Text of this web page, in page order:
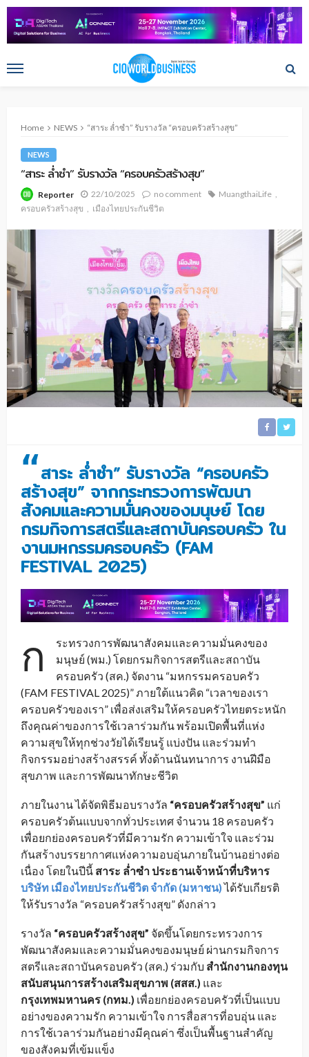
Home NEWS “สาระ ล่ำซำ” รับรางวัล “ครอบครัวสร้างสุข”
NEWS
“สาระ ล่ำซำ” รับรางวัล “ครอบครัวสร้างสุข”
Reporter 22/10/2025 no comment
MuangthaiLife
ครอบครัวสร้างสุข
เมืองไทยประกันชีวิต
“สาระ ล่ำซำ” รับรางวัล “ครอบครัว
สร้างสุข” จากกระทรวงการพัฒนา
สังคมและความมั่นคงของมนุษย์ โดย
กรมกิจการสตรีและสถาบันครอบครัว ใน
งานมหกรรมครอบครัว (FAM
FESTIVAL 2025)
ก
ระทรวงการพัฒนาสังคมและความมั่นคงของ
มนุษย์ (พม.) โดยกรมกิจการสตรีและสถาบัน
ครอบครัว (สค.) จัดงาน “มหกรรมครอบครัว
(FAM FESTIVAL 2025)” ภายใต้แนวคิด “เวลาของเรา
ครอบครัวของเรา” เพื่อส่งเสริมให้ครอบครัวไทยตระหนัก
ถึงคุณค่าของการใช้เวลาร่วมกัน พร้อมเปิดพื้นที่แห่ง
ความสุขให้ทุกช่วงวัยได้เรียนรู้ แบ่งปัน และร่วมทำ
กิจกรรมอย่างสร้างสรรค์ ทั้งด้านนันทนาการ งานฝีมือ
สุขภาพ และการพัฒนาทักษะชีวิต
ภายในงาน ได้จัดพิธีมอบรางวัล “ครอบครัวสร้างสุข” แก่
ครอบครัวต้นแบบจากทั่วประเทศ จำนวน 18 ครอบครัว
เพื่อยกย่องครอบครัวที่มีความรัก ความเข้าใจ และร่วม
กันสร้างบรรยากาศแห่งความอบอุ่นภายในบ้านอย่างต่อ
เนื่อง โดยในปีนี้ สาระ ล่ำซำ ประธานเจ้าหน้าที่บริหาร
บริษัท เมืองไทยประกันชีวิต จำกัด (มหาชน)ได้รับเกียรติ
ให้รับรางวัล “ครอบครัวสร้างสุข” ดังกล่าว
รางวัล “ครอบครัวสร้างสุข” จัดขึ้นโดยกระทรวงการ
พัฒนาสังคมและความมั่นคงของมนุษย์ ผ่านกรมกิจการ
สตรีและสถาบันครอบครัว (สค.) ร่วมกับ สำนักงานกองทุน
สนับสนุนการสร้างเสริมสุขภาพ (สสส.) และ
กรุงเทพมหานคร (กทม.) เพื่อยกย่องครอบครัวที่เป็นแบบ
อย่างของความรัก ความเข้าใจ การสื่อสารที่อบอุ่น และ
การใช้เวลาร่วมกันอย่างมีคุณค่า ซึ่งเป็นพื้นฐานสำคัญ
ของสังคมที่เข้มแข็ง